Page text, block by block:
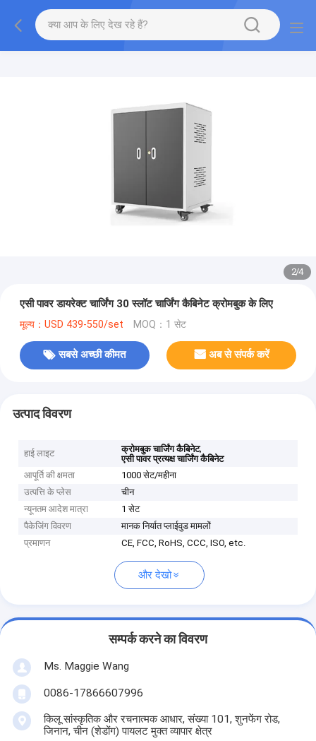
2/4
एसी पावर डायरेक्ट चार्जिंग 30 स्लॉट चार्जिंग कैबिनेट क्रोमबुक के लिए
मूल्य：USD 439-550/set MOQ：1 सेट
सबसे अच्छी कीमत अब से संपर्क करें
उत्पाद विवरण
हाई लाइट क्रोमबुक चार्जिंग कैबिनेट,
एसी पावर प्रत्यक्ष चार्जिंग कैबिनेट
आपूर्ति की क्षमता
1000 सेट/महीना
उत्पत्ति के प्लेस
चीन
न्यूनतम आदेश मात्रा
1 सेट
पैकेजिंग विवरण
मानक निर्यात प्लाईवुड मामलों
प्रमाणन
CE, FCC, RoHS, CCC, ISO, etc.
और देखो
सम्पर्क करने का विवरण
Ms. Maggie Wang
0086-17866607996
किलू सांस्कृतिक और रचनात्मक आधार, संख्या 101, शुनफेंग रोड,
जिनान, चीन (शेडोंग) पायलट मुक्त व्यापार क्षेत्र